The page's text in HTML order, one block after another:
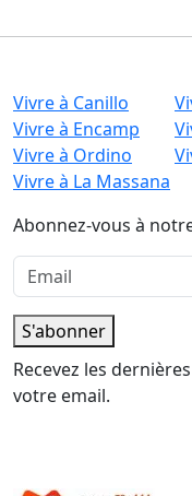
Vivre à Canillo
Vivre à Encamp
Vivre à Ordino
Vivre à La Massana
Abonnez-vous à
S'abonner
Recevez les
votre email.